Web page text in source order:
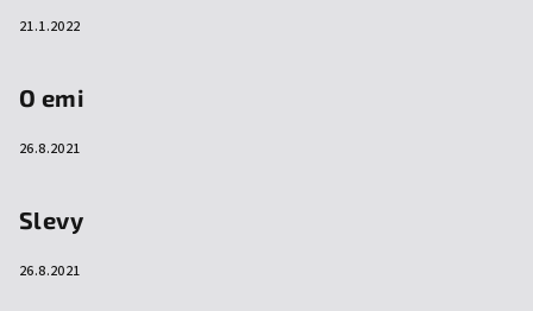
21.1.2022
O emi
26.8.2021
Slevy
26.8.2021